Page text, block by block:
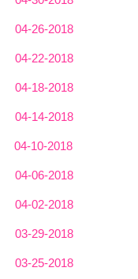
04-26-2018
04-22-2018
04-18-2018
04-14-2018
04-10-2018
04-06-2018
04-02-2018
03-29-2018
03-25-2018